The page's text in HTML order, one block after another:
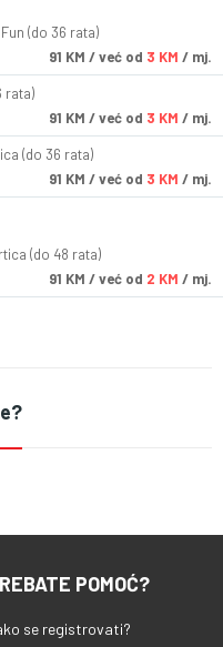
(do 36 rata)
91 KM / već od 3 KM / mj.
rata)
91 KM / već od 3 KM / mj.
(do 36 rata)
91 KM / već od 3 KM / mj.
(do 48 rata)
91 KM / već od 2 KM / mj.
POMOĆ?
se registrovati?